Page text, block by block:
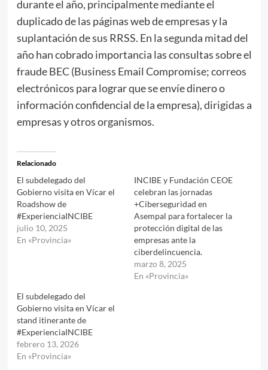
durante el año, principalmente mediante el
duplicado de las páginas web de empresas y la
suplantación de sus RRSS. En la segunda mitad del
año han cobrado importancia las consultas sobre el
fraude BEC (Business Email Compromise; correos
electrónicos para lograr que se envíe dinero o
información confidencial de la empresa), dirigidas a
empresas y otros organismos.
Relacionado
El subdelegado del
Gobierno visita en Vícar el
Roadshow de
#ExperienciaINCIBE
julio 10, 2025
En «Provincia»
INCIBE y Fundación CEOE
celebran las jornadas
+Ciberseguridad en
Asempal para fortalecer la
protección digital de las
empresas ante la
ciberdelincuencia.
marzo 8, 2025
En «Provincia»
El subdelegado del
Gobierno visita en Vícar el
stand itinerante de
#ExperienciaINCIBE
febrero 13, 2026
En «Provincia»